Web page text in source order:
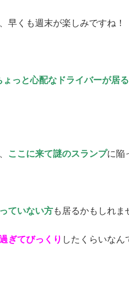
早くも週末が楽しみですね！
ょっと心配なドライバーが居
ここに来て謎のスランプに陥
ていない方も居るかもしれま
ぎてびっくり したくらいなん